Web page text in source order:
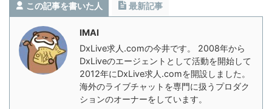
この記事を書いた人 最新記事
IMAI
DxLive求人.comの今井です。 2008年から
DxLiveのエージェントとして活動を開始して
2012年にDxLive求人.comを開設しました。
海外のライブチャットを専門に扱うプロダク
ションのオーナーをしています。